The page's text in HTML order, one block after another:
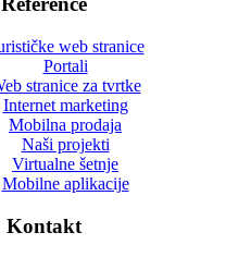
web stranice
Portali
stranice za tvrtke
Internet marketing
Mobilna prodaja
Naši projekti
Virtualne šetnje
Mobilne aplikacije
Kontakt